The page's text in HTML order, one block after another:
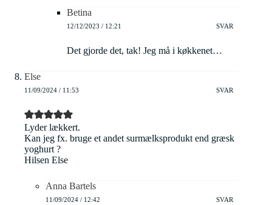
Betina
12/12/2023 / 12:21 SVAR
Det gjorde det, tak! Jeg må i køkkenet…
Else
11/09/2024 / 11:53 SVAR
Lyder lækkert.
Kan jeg fx. bruge et andet surmælksprodukt end græsk
yoghurt ?
Hilsen Else
Anna Bartels
11/09/2024 / 12:42 SVAR